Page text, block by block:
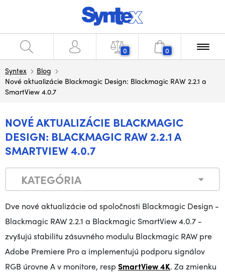
0 0
Syntex
Blog
Nové aktualizácie Blackmagic Design: Blackmagic RAW 2.2.1 a
SmartView 4.0.7
NOVÉ AKTUALIZÁCIE BLACKMAGIC
DESIGN: BLACKMAGIC RAW 2.2.1 A
SMARTVIEW 4.0.7
KATEGÓRIA
Dve nové aktualizácie od spoločnosti Blackmagic Design -
Blackmagic RAW 2.2.1 a Blackmagic SmartView 4.0.7 -
zvyšujú stabilitu zásuvného modulu Blackmagic RAW pre
Adobe Premiere Pro a implementujú podporu signálov
RGB úrovne A v monitore, resp SmartView 4K. Za zmienku